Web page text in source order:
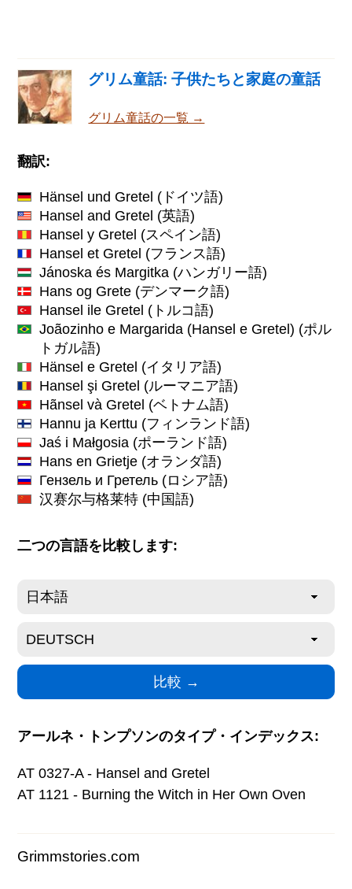
グリム童話: 子供たちと家庭の童話
グリム童話の一覧 →
翻訳:
Hänsel und Gretel (ドイツ語)
Hansel and Gretel (英語)
Hansel y Gretel (スペイン語)
Hansel et Gretel (フランス語)
Jánoska és Margitka (ハンガリー語)
Hans og Grete (デンマーク語)
Hansel ile Gretel (トルコ語)
Joãozinho e Margarida (Hansel e Gretel) (ポル
トガル語)
Hänsel e Gretel (イタリア語)
Hansel şi Gretel (ルーマニア語)
Hãnsel và Gretel (ベトナム語)
Hannu ja Kerttu (フィンランド語)
Jaś i Małgosia (ポーランド語)
Hans en Grietje (オランダ語)
Гензель и Гретель (ロシア語)
汉赛尔与格莱特 (中国語)
二つの言語を比較します:
アールネ・トンプソンのタイプ・インデックス:
AT 0327-A - Hansel and Gretel
AT 1121 - Burning the Witch in Her Own Oven
Grimmstories.com